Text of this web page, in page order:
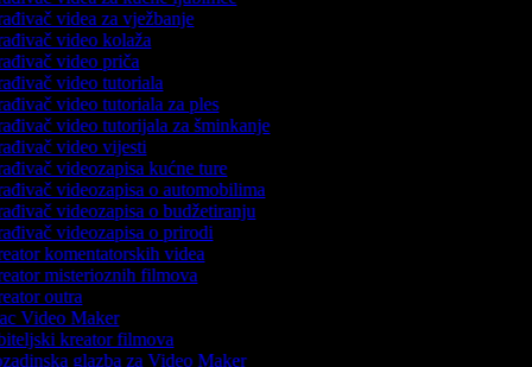
videa za vježbanje
video kolaža
video priča
video tutoriala
video tutoriala za ples
video tutorijala za šminkanje
video vijesti
videozapisa kućne ture
videozapisa o automobilima
videozapisa o budžetiranju
videozapisa o prirodi
komentatorskih videa
misterioznih filmova
outra
Video Maker
kreator filmova
glazba za Video Maker